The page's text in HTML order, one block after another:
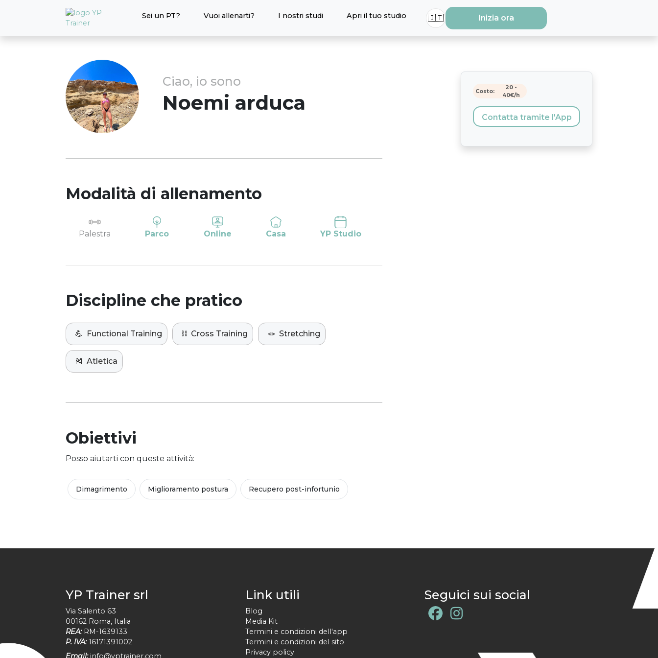
Sei un PT? Vuoi allenarti? I nostri studi Apri il tuo studio 🇮🇹 Inizia ora
Ciao, io sono
Noemi arduca
Modalità di allenamento
Palestra Parco Online Casa YP Studio
Discipline che pratico
💪 Functional Training ⛓️ Cross Training 🪢 Stretching
🎽 Atletica
Obiettivi
Posso aiutarti con queste attività:
Dimagrimento Miglioramento postura Recupero post-infortunio
Costo:
20 -
40€/h
Contatta tramite l'App
YP Trainer srl
Via Salento 63
00162 Roma, Italia
REA: RM-1639133
P. IVA: 16171391002
Email: info@yptrainer.com
Link utili
Blog
Media Kit
Termini e condizioni dell'app
Termini e condizioni del sito
Privacy policy
Seguici sui social